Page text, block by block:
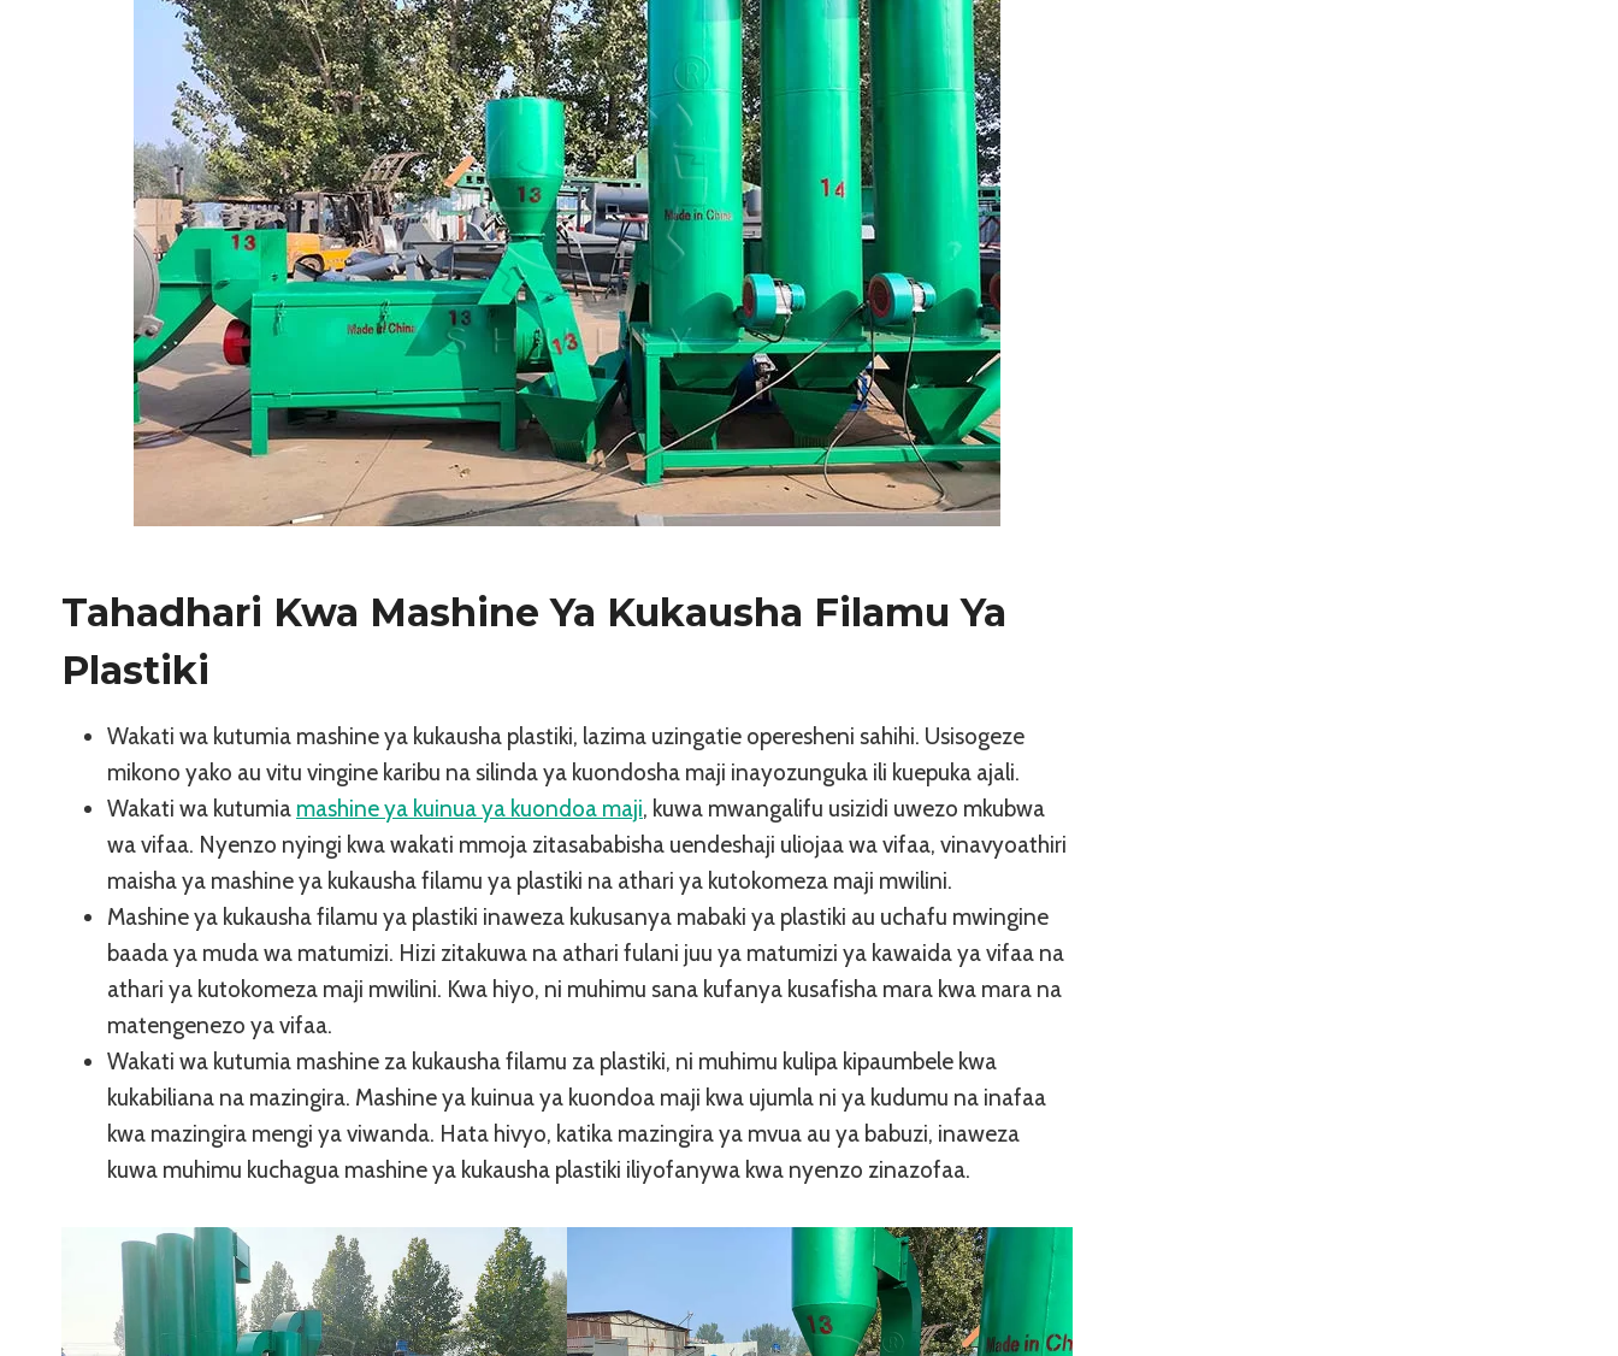
Tahadhari Kwa Mashine Ya Kukausha Filamu Ya
Plastiki
Wakati wa kutumia mashine ya kukausha plastiki, lazima uzingatie operesheni sahihi. Usisogeze
mikono yako au vitu vingine karibu na silinda ya kuondosha maji inayozunguka ili kuepuka ajali.
Wakati wa kutumia mashine ya kuinua ya kuondoa maji, kuwa mwangalifu usizidi uwezo mkubwa
wa vifaa. Nyenzo nyingi kwa wakati mmoja zitasababisha uendeshaji uliojaa wa vifaa, vinavyoathiri
maisha ya mashine ya kukausha filamu ya plastiki na athari ya kutokomeza maji mwilini.
Mashine ya kukausha filamu ya plastiki inaweza kukusanya mabaki ya plastiki au uchafu mwingine
baada ya muda wa matumizi. Hizi zitakuwa na athari fulani juu ya matumizi ya kawaida ya vifaa na
athari ya kutokomeza maji mwilini. Kwa hiyo, ni muhimu sana kufanya kusafisha mara kwa mara na
matengenezo ya vifaa.
Wakati wa kutumia mashine za kukausha filamu za plastiki, ni muhimu kulipa kipaumbele kwa
kukabiliana na mazingira. Mashine ya kuinua ya kuondoa maji kwa ujumla ni ya kudumu na inafaa
kwa mazingira mengi ya viwanda. Hata hivyo, katika mazingira ya mvua au ya babuzi, inaweza
kuwa muhimu kuchagua mashine ya kukausha plastiki iliyofanywa kwa nyenzo zinazofaa.